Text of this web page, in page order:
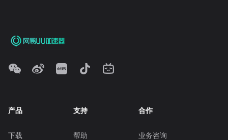
产品
下载
支持
帮助
合作
业务咨询